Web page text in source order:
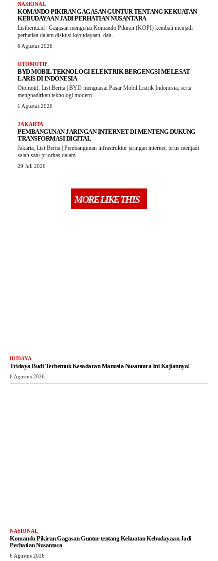
NASIONAL
KOMANDO PIKIRAN GAGASAN GUNTUR TENTANG KEKUATAN
KEBUDAYAAN JADI PERHATIAN NUSANTARA
Listberita.id | Gagasan mengenai Komando Pikiran (KOPI) kembali menjadi
perhatian dalam diskusi kebudayaan, dan...
6 Agustus 2026
OTOMOTIF
BYD MOBIL TEKNOLOGI ELEKTRIK BERGENGSI MELESAT
LARIS DI INDONESIA
Otomotif, List Berita | BYD menguasai Pasar Mobil Listrik Indonesia, serta
menghadirkan teknologi modern...
1 Agustus 2026
JAKARTA
PEMBANGUNAN JARINGAN INTERNET DI MENTENG DUKUNG
TRANSFORMASI DIGITAL
Jakarta, List Berita | Pembangunan infrastruktur jaringan internet, terus menjadi
salah satu prioritas dalam...
29 Juli 2026
MORE LIKE THIS
BUDAYA
Tridaya Budi Terbentuk Kesadaran Manusia Nusantara Ini Kajiannya!
6 Agustus 2026
NASIONAL
Komando Pikiran Gagasan Guntur tentang Kekuatan Kebudayaan Jadi
Perhatian Nusantara
6 Agustus 2026